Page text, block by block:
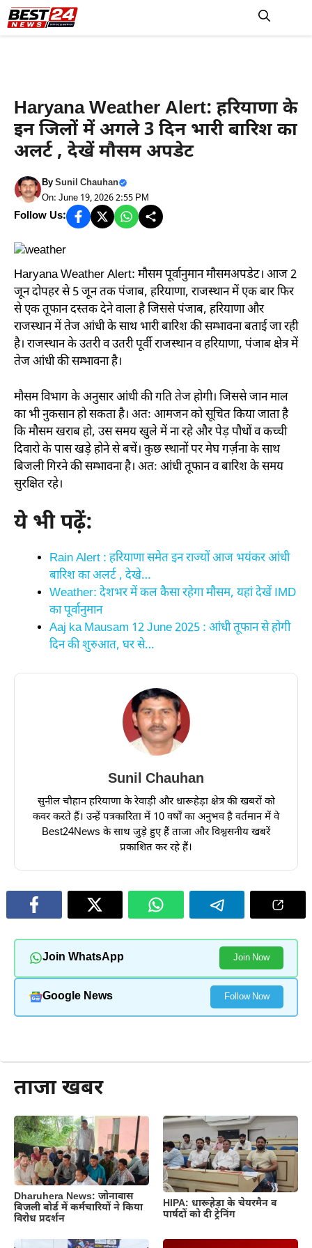
Skip
to
Haryana Weather Alert: हरियाणा के
इन जिलों में अगले 3 दिन भारी बारिश का
अलर्ट , देखें मौसम अपडेट
BySunil Chauhan
On: June 19, 2026 2:55 PM
Follow Us:
Haryana Weather Alert: मौसम पूर्वानुमान मौसमअपडेट। आज 2
जून दोपहर से 5 जून तक पंजाब, हरियाणा, राजस्थान में एक बार फिर
से एक तूफान दस्तक देने वाला है जिससे पंजाब, हरियाणा और
राजस्थान में तेज आंधी के साथ भारी बारिश की सम्भावना बताई जा रही
है। राजस्थान के उतरी व उतरी पूर्वी राजस्थान व हरियाणा, पंजाब क्षेत्र में
तेज आंधी की सम्भावना है।
मौसम विभाग के अनुसार आंधी की गति तेज होगी। जिससे जान माल
का भी नुकसान हो सकता है। अतः आमजन को सूचित किया जाता है
कि मौसम खराब हो, उस समय खुले में ना रहे और पेड़ पौधों व कच्ची
दिवारो के पास खड़े होने से बचें। कुछ स्थानों पर मेघ गर्ज़ना के साथ
बिजली गिरने की सम्भावना है। अतः आंधी तूफान व बारिश के समय
सुरक्षित रहे।
ये भी पढ़ें:
Rain Alert : हरियाणा समेत इन राज्यों आज भयंकर आंधी
बारिश का अलर्ट , देखे…
Weather: देशभर में कल कैसा रहेगा मौसम, यहां देखें IMD
का पूर्वानुमान
Aaj ka Mausam 12 June 2025 : आंधी तूफान से होगी
दिन की शुरुआत, घर से…
Sunil Chauhan
सुनील चौहान हरियाणा के रेवाड़ी और धारूहेड़ा क्षेत्र की खबरों को
कवर करते हैं। उन्हें पत्रकारिता में 10 वर्षों का अनुभव है वर्तमान में वे
Best24News के साथ जुड़े हुए हैं ताजा और विश्वसनीय खबरें
प्रकाशित कर रहे हैं।
Join WhatsApp Join Now
Google News Follow Now
ताजा खबर
Dharuhera News: जोनावास
बिजली बोर्ड में कर्मचारियों ने किया
विरोध प्रदर्शन
HIPA: धारूहेड़ा के चेयरमैन व
पार्षदों को दी ट्रेनिंग